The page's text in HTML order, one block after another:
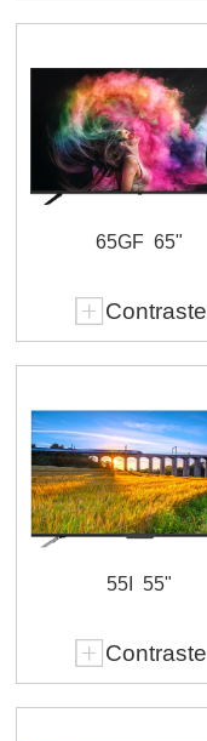
65GF 65"
Contraste
55I 55"
Contraste